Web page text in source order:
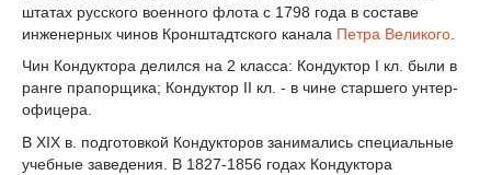
штатах русского военного флота с 1798 года в составе
инженерных чинов Кронштадтского канала Петра Великого
Чин Кондуктора делился на 2 класса: Кондуктор I кл. были в
ранге прапорщика; Кондуктор II кл. - в чине старшего унтер-
офицера.
В XIX в. подготовкой Кондукторов занимались специальные
учебные заведения. В 1827-1856 годах Кондуктора